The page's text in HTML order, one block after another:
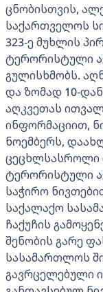
ცნობისთვის,
საქართველოს
323-ე მუხლის
ტერორისტული
გულისხმობს.
და ზომად 10-
აღკვეთას
ინფორმაციით,
ნოემბერს,
ცეცხლსასროლი
ტერორისტული
საჭირო
საქალაქო
ჩაქუჩის
შენობის გარე
სასამართლოს
გავრცელებული